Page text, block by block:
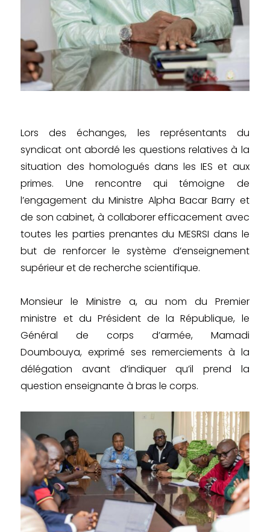
Lors des échanges, les représentants du
syndicat ont abordé les questions relatives à la
situation des homologués dans les IES et aux
primes. Une rencontre qui témoigne de
l’engagement du Ministre Alpha Bacar Barry et
de son cabinet, à collaborer efficacement avec
toutes les parties prenantes du MESRSI dans le
but de renforcer le système d’enseignement
supérieur et de recherche scientifique.
Monsieur le Ministre a, au nom du Premier
ministre et du Président de la République, le
Général de corps d’armée, Mamadi
Doumbouya, exprimé ses remerciements à la
délégation avant d’indiquer qu’il prend la
question enseignante à bras le corps.